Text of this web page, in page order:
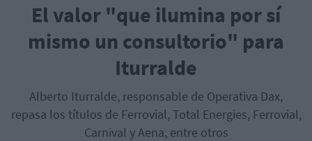
El valor "que ilumina por sí
mismo un consultorio" para
Iturralde
Alberto Iturralde, responsable de Operativa Dax,
repasa los títulos de Ferrovial, Total Energies, Ferrovial,
Carnival y Aena, entre otros